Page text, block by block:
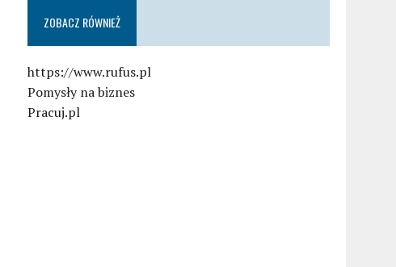
ZOBACZ RÓWNIEŻ
https://www.rufus.pl
Pomysły na biznes
Pracuj.pl